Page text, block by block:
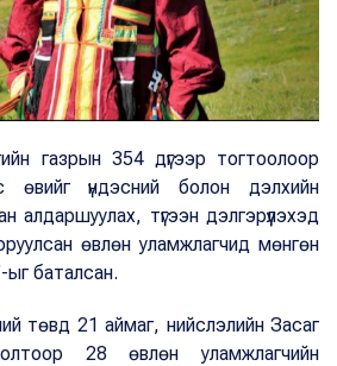
газрын 354 дүгээр тогтоолоор
үндэсний болон дэлхийн
алдаршуулах, түгээн дэлгэрүүлэхэд
өвлөн уламжлагчид мөнгөн
ыг баталсан.
төвд 21 аймаг, нийслэлийн Засаг
28 өвлөн уламжлагчийн